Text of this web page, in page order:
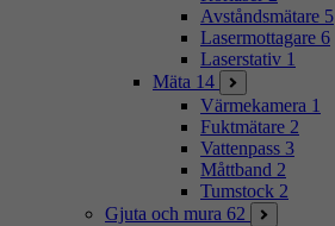
Avståndsmätare 5
Lasermottagare 6
Laserstativ 1
Mäta 14
Värmekamera 1
Fuktmätare 2
Vattenpass 3
Måttband 2
Tumstock 2
Gjuta och mura 62